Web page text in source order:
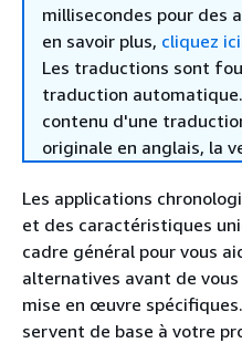
millisecondes pour des
en savoir plus, cliquez ici
Les traductions sont
traduction
contenu d'une
originale en anglais, la
Les applications
et des caractéristiques
cadre général pour vous
alternatives avant de
mise en œuvre
servent de base à votre